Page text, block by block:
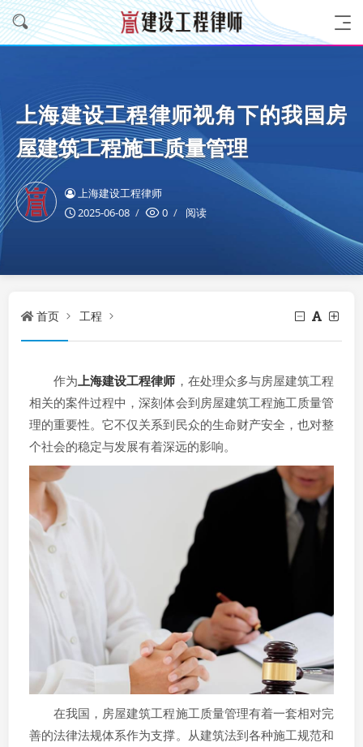
上海建设工程律师视角下的我国房
屋建筑工程施工质量管理
上海建设工程律师
2025-06-08
0 阅读
首页 工程
作为上海建设工程律师 ，在处理众多与房屋建筑工程
相关的案件过程中，深刻体会到房屋建筑工程施工质量管
理的重要性。它不仅关系到民众的生命财产安全，也对整
个社会的稳定与发展有着深远的影响。
在我国，房屋建筑工程施工质量管理有着一套相对完
善的法律法规体系作为支撑。从建筑法到各种施工规范和